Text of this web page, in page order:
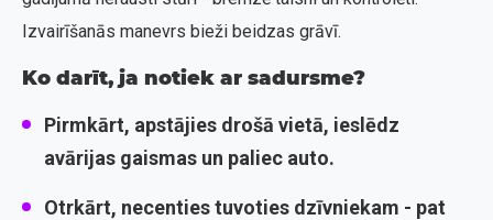
Izvairīšanās manevrs bieži beidzas grāvī.
Ko darīt, ja notiek ar sadursme?
Pirmkārt, apstājies drošā vietā, ieslēdz
avārijas gaismas un paliec auto.
Otrkārt, necenties tuvoties dzīvniekam - pat